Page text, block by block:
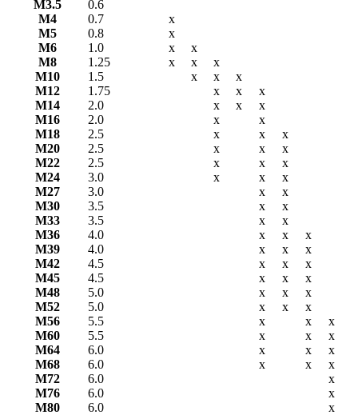
М3.5
0.6
М4
0.7
х
М5
0.8
х
М6
1.0 х
х
М8
1.25 х х
х
М10
1.5 х х
х
М12
1.75 х х
х
М14
2.0 х х
х
М16
2.0 х
х
М18
2.5 х х
х
М20
2.5 х х
х
М22
2.5 х х
х
М24
3.0 х х
х
М27
3.0 х
х
М30
3.5 х
х
М33
3.5 х
х
М36
4.0 х х
х
М39
4.0 х х
х
М42
4.5 х х
х
М45
4.5 х х
х
М48
5.0 х х
х
М52
5.0 х х
х
М56
5.5 х х
х
М60
5.5 х х
х
М64
6.0 х х
х
М68
6.0 х х
х
М72
6.0
х
М76
6.0
х
М80
6.0 х